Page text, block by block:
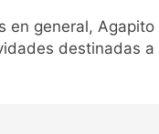
en general,
destinadas